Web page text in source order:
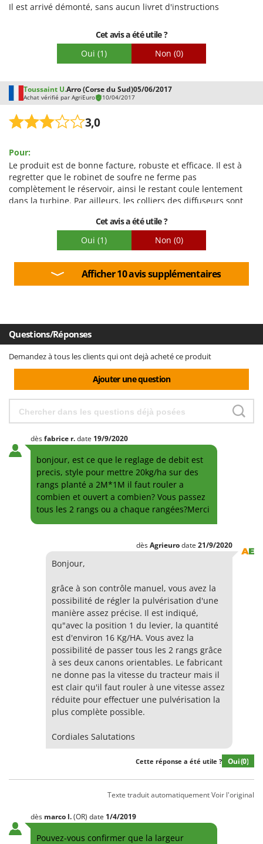
Il est arrivé démonté, sans aucun livret d'instructions
Cet avis a été utile ?
Oui (1) Non (0)
Toussaint U.Arro (Corse du Sud)05/06/2017
Achat vérifié par AgriEuro 10/04/2017
3,0
Pour:
Le produit est de bonne facture, robuste et efficace. Il est à
regretter que le robinet de soufre ne ferme pas
complètement le réservoir, ainsi le restant coule lentement
dans la turbine. Par ailleurs, les colliers des diffuseurs sont
Cet avis a été utile ?
Oui (1) Non (0)
Afficher 10 avis supplémentaires
Questions/Réponses
Demandez à tous les clients qui ont dejà acheté ce produit
Ajouter une question
dèsfabrice r.date 19/9/2020
bonjour, est ce que le reglage de debit est
precis, style pour mettre 20kg/ha sur des
rangs planté a 2M*1M il faut rouler a
combien et ouvert a combien? Vous passez
tous les 2 rangs ou a chaque rangées?Merci
dèsAgrieurodate 21/9/2020
Bonjour,
grâce à son contrôle manuel, vous avez la
possibilité de régler la pulvérisation d'une
manière assez précise. Il est indiqué,
qu"avec la position 1 du levier, la quantité
est d'environ 16 Kg/HA. Vous avez la
possibilité de passer tous les 2 rangs grâce
à ses deux canons orientables. Le fabricant
ne donne pas la vitesse du tracteur mais il
est clair qu'il faut rouler à une vitesse assez
réduite pour effectuer une pulvérisation la
plus complète possible.
Cordiales Salutations
Cette réponse a été utile ? Oui(0)
Texte traduit automatiquementVoir l'original
dès marco l.(OR) date 1/4/2019
Pouvez-vous confirmer que la largeur